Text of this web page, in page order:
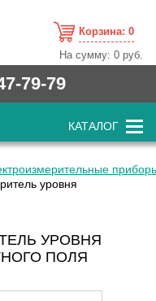
Корзина: 0
На сумму:0 руб.
79-79
КАТАЛОГ
уровня
УРОВНЯ
ПОЛЯ